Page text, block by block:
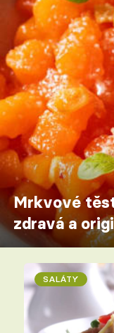
Mrkvové
zdravá a
SALÁTY